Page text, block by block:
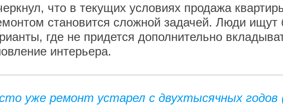
что в текущих условиях продажа
становится сложной задачей. Люди ищут
где не придется дополнительно
интерьера.
уже ремонт устарел с двухтысячных годов